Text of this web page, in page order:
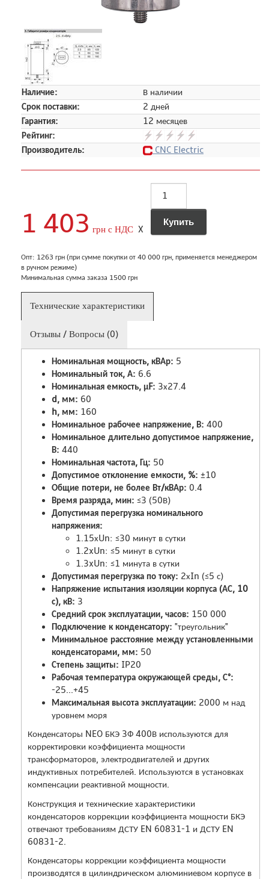
Наличие:
В наличии
Срок поставки:
2 дней
Гарантия:
12 месяцев
Рейтинг:
Производитель:
CNC Electric
1 403 грн с НДС X
Опт: 1263 грн (при сумме покупки от 40 000 грн, применяется менеджером
в ручном режиме)
Минимальная сумма заказа 1500 грн
Технические характеристики
Отзывы / Вопросы (0)
Номинальная мощность, кВАр: 5
Номинальный ток, А: 6.6
Номинальная емкость, µF: 3х27.4
d, мм: 60
h, мм: 160
Номинальное рабочее напряжение, В: 400
Номинальное длительно допустимое напряжение,
В: 440
Номинальная частота, Гц: 50
Допустимое отклонение емкости, %: ±10
Общие потери, не более Вт/кВАр: 0.4
Время разряда, мин: ≤3 (50В)
Допустимая перегрузка номинального
напряжения:
1.15хUn: ≤30 минут в сутки
1.2xUn: ≤5 минут в сутки
1.3xUn: ≤1 минута в сутки
Допустимая перегрузка по току: 2хIn (≤5 с)
Напряжение испытания изоляции корпуса (АС, 10
с), кВ: 3
Средний срок эксплуатации, часов: 150 000
Подключение к конденсатору: "треугольник"
Минимальное расстояние между установленными
конденсаторами, мм: 50
Степень защиты: IP20
Рабочая температура окружающей среды, С°:
-25...+45
Максимальная высота эксплуатации: 2000 м над
уровнем моря
Конденсаторы NEO БКЭ 3Ф 400В используются для
корректировки коэффициента мощности
трансформаторов, электродвигателей и других
индуктивных потребителей. Используются в установках
компенсации реактивной мощности.
Конструкция и технические характеристики
конденсаторов коррекции коэффициента мощности БКЭ
отвечают требованиям ДСТУ EN 60831-1 и ДСТУ EN
60831-2.
Конденсаторы коррекции коэффициента мощности
производятся в цилиндрическом алюминиевом корпусе в